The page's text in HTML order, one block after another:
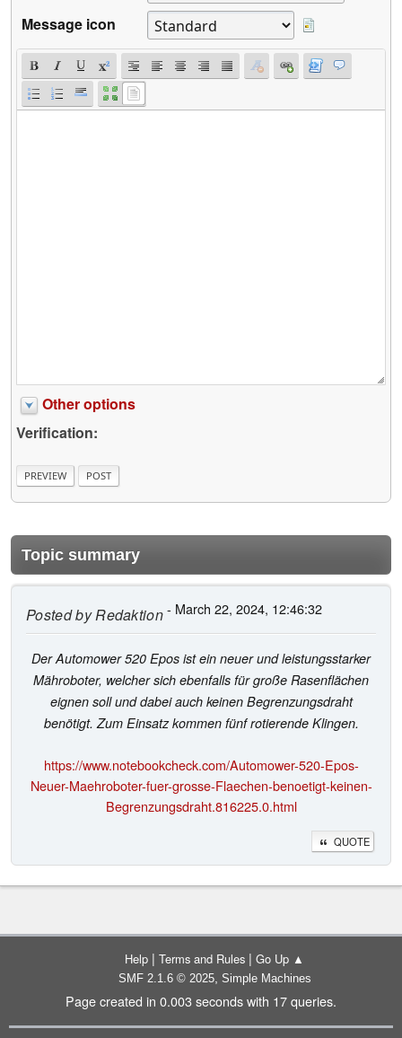
Message icon
Other options
Verification:
Topic summary
Posted byRedaktion- March 22, 2024, 12:46:32
Der Automower 520 Epos ist ein neuer und leistungsstarker
Mähroboter, welcher sich ebenfalls für große Rasenflächen
eignen soll und dabei auch keinen Begrenzungsdraht
benötigt. Zum Einsatz kommen fünf rotierende Klingen.
https://www.notebookcheck.com/Automower-520-Epos-
Neuer-Maehroboter-fuer-grosse-Flaechen-benoetigt-keinen-
Begrenzungsdraht.816225.0.html
QUOTE
Help | Terms and Rules | Go Up ▲
SMF 2.1.6 © 2025, Simple Machines
Page created in 0.003 seconds with 17 queries.